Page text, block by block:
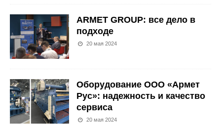
ARMET GROUP: все дело в
подходе
20 мая 2024
Оборудование ООО «Армет
Рус»: надежность и качество
сервиса
20 мая 2024